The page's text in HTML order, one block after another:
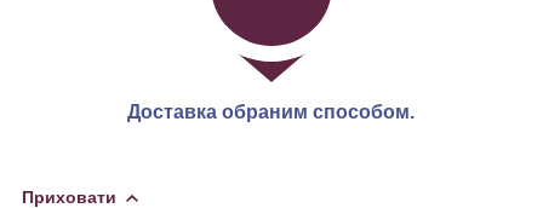
Доставка обраним способом.
Приховати